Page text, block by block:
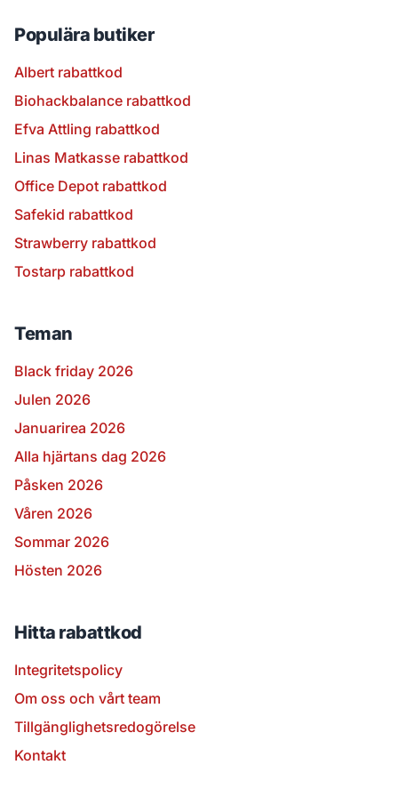
Populära butiker
Albert rabattkod
Biohackbalance rabattkod
Efva Attling rabattkod
Linas Matkasse rabattkod
Office Depot rabattkod
Safekid rabattkod
Strawberry rabattkod
Tostarp rabattkod
Teman
Black friday 2026
Julen 2026
Januarirea 2026
Alla hjärtans dag 2026
Påsken 2026
Våren 2026
Sommar 2026
Hösten 2026
Hitta rabattkod
Integritetspolicy
Om oss och vårt team
Tillgänglighetsredogörelse
Kontakt